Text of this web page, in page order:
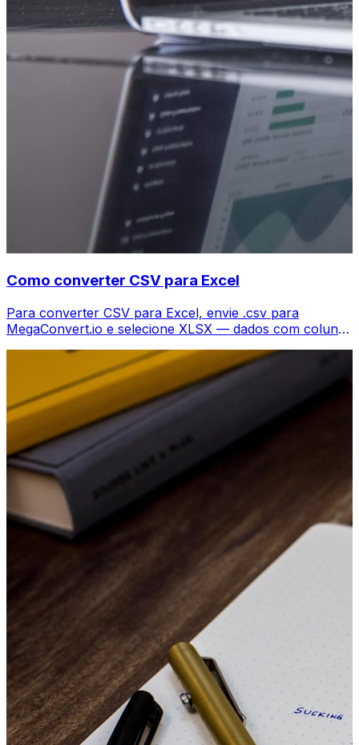
Como converter CSV para Excel
Para converter CSV para Excel, envie .csv para
MegaConvert.io e selecione XLSX — dados com colunas